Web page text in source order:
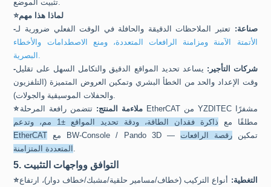
⭐لماذا هذا مهم
-صناعة: تعتبر الملاحظات الدقيقة والحافلة في الوقت الفعلي ضرورية لـ
الأتمتة الآمنة ومزامنة الرافعات المتعددة، ومنع الاصطدامات والأخطاء
-شركات التأجير: يساعد تحديد المواقع الدقيق والتكامل السهل على تقليل
وقت الإعداد والحد من الخطأ البشري وتمكين العروض المتميزة (التلفزيون
⭐
ملاءمة المنتج: تتضمن رافعة المرحلة EtherCAT من YZDITEC مشفرًا
مطلقًا مع
ذاكرة فقدان الطاقة، ودقة تحديد المواقع ±1 مم، وتدعم
EtherCAT
مع BW-Console / Pando 3D — تمكينرقصة الرافعات
المتعددة المتزامنة
5. التوافق وواجهات التثبيت
⭐ التغطية: أنواع التركيب (خطاف/مسامير حلقية/مشبك/خطاف دوار)، ارتفاع